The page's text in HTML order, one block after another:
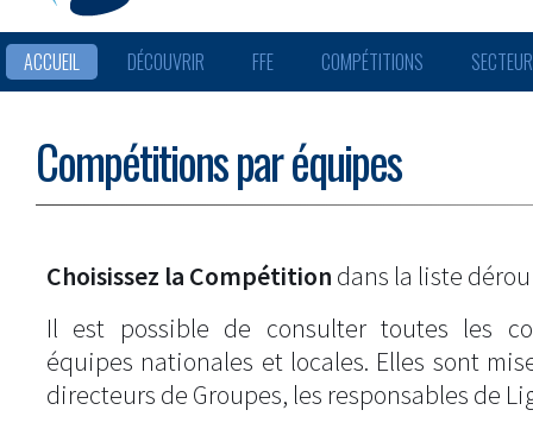
ACCUEIL DÉCOUVRIR FFE COMPÉTITIONS
Compétitions par équipes
Choisissez la Compétition dans la liste
Il est possible de consulter toutes les
équipes nationales et locales. Elles sont
directeurs de Groupes, les responsables de